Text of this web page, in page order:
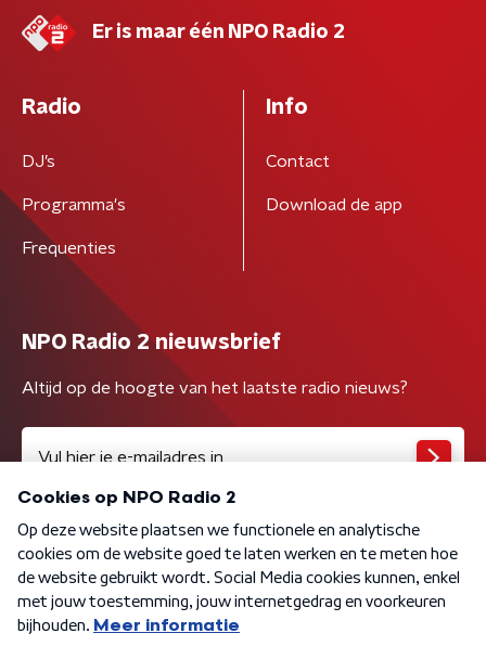
Er is maar één NPO Radio 2
Radio
DJ’s
Programma's
Frequenties
Info
Contact
Download de app
NPO Radio 2 nieuwsbrief
Altijd op de hoogte van het laatste radio nieuws?
Algemene voorwaarden